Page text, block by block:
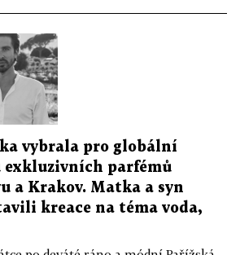
vybrala pro globální
exkluzivních parfémů
a Krakov. Matka a syn
kreace na téma voda,